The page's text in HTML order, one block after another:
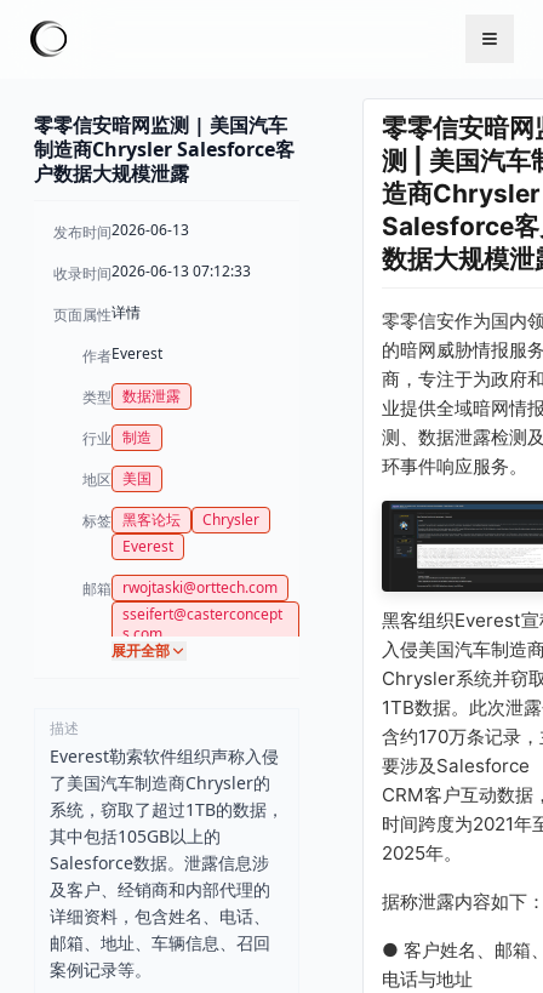
零零信安暗网监测 | 美国汽车
制造商Chrysler Salesforce客
户数据大规模泄露
发布时间2026-06-13
收录时间2026-06-13 07:12:33
页面属性详情
作者Everest
类型 数据泄露
行业 制造
地区 美国
标签 黑客论坛
Chrysler
Everest
邮箱
rwojtaski@orttech.com
sseifert@casterconcept
s.com
mrenaud@yinluntdi.com
ucts.com
jeff@kometfab.net
king@kiemlehankins.co
m
flynn@kilianbearings.co
m
wbell@pavecon.com
ericab@mtsglobal.com
sgreen@us.gestamp.co
m
展开全部
描述
Everest勒索软件组织声称入侵
了美国汽车制造商Chrysler的
系统，窃取了超过1TB的数据，
其中包括105GB以上的
Salesforce数据。泄露信息涉
及客户、经销商和内部代理的
详细资料，包含姓名、电话、
邮箱、地址、车辆信息、召回
案例记录等。
零零信安暗网
测 | 美国汽车
造商Chrysler
Salesforce客
数据大规模泄
零零信安作为国内
的暗网威胁情报服
商，专注于为政府
业提供全域暗网情
测、数据泄露检测
环事件响应服务。
黑客组织Everest宣
入侵美国汽车制造
Chrysler系统并窃
1TB数据。此次泄
含约170万条记录，
要涉及Salesforce
CRM客户互动数据
时间跨度为2021年
2025年。
据称泄露内容如下
● 客户姓名、邮箱
电话与地址